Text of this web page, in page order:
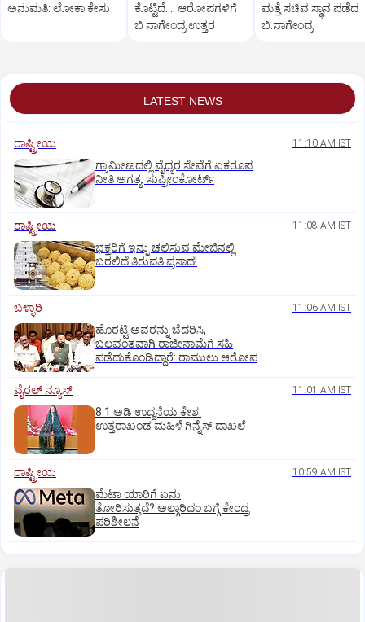
ಅನುಮತಿ: ಲೋಕಾ ಕೇಸು
ಕೊಟ್ಟಿದೆ…: ಆರೋಪಗಳಿಗೆ
ಬಿ ನಾಗೇಂದ್ರ ಉತ್ತರ
ಮತ್ತೆ ಸಚಿವ ಸ್ಥಾನ ಪಡೆದ
ಬಿ.ನಾಗೇಂದ್ರ
LATEST NEWS
ರಾಷ್ಟ್ರೀಯ 11:10 AM IST
ಗ್ರಾಮೀಣದಲ್ಲಿ ವೈದ್ಯರ ಸೇವೆಗೆ ಏಕರೂಪ
ನೀತಿ ಅಗತ್ಯ: ಸುಪ್ರೀಂಕೋರ್ಟ್‌
ರಾಷ್ಟ್ರೀಯ 11:08 AM IST
ಭಕ್ತರಿಗೆ ಇನ್ನು ಚಲಿಸುವ ಮೇಜಿನಲ್ಲಿ
ಬರಲಿದೆ ತಿರುಪತಿ ಪ್ರಸಾದ!
ಬಳ್ಳಾರಿ 11:06 AM IST
ಹೊರಟ್ಟಿ ಅವರನ್ನು ಬೆದರಿಸಿ,
ಬಲವಂತವಾಗಿ ರಾಜೀನಾಮೆಗೆ ಸಹಿ
ಪಡೆದುಕೊಂಡಿದ್ದಾರೆ: ರಾಮುಲು ಆರೋಪ
ವೈರಲ್ ನ್ಯೂಸ್ 11:01 AM IST
8.1 ಅಡಿ ಉದ್ದನೆಯ ಕೇಶ:
ಉತ್ತರಾಖಂಡ ಮಹಿಳೆ ಗಿನ್ನೆಸ್‌ ದಾಖಲೆ
ರಾಷ್ಟ್ರೀಯ 10:59 AM IST
ಮೆಟಾ ಯಾರಿಗೆ ಏನು
ತೋರಿಸುತ್ತದೆ?:ಅಲ್ಗಾರಿದಂ ಬಗ್ಗೆ ಕೇಂದ್ರ
ಪರಿಶೀಲನೆ